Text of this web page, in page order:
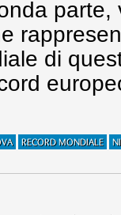
di
RECORD MONDIALE